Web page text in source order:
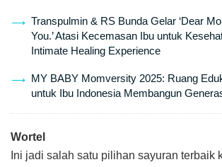
Transpulmin & RS Bunda Gelar ‘Dear
You.’ Atasi Kecemasan Ibu untuk
Intimate Healing Experience
MY BABY Momversity 2025: Ruang
untuk Ibu Indonesia Membangun
Wortel
Ini jadi salah satu pilihan sayuran terbaik